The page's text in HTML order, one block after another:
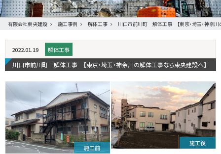
有限会社東央建設 施工事例 解体工事 川口市前川町 解体工事 【東京・埼玉・神奈川
2022.01.19 解体工事
川口市前川町 解体工事 【東京・埼玉・神奈川の解体工事なら東央建設へ】
施工前
施工後